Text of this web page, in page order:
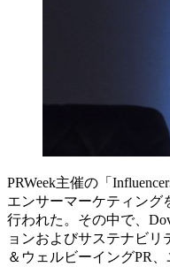
PRWeek主催の「
エンサーマーケティング
行われた。その中で、
ョンおよびサステナビ
＆ウェルビーイングPR